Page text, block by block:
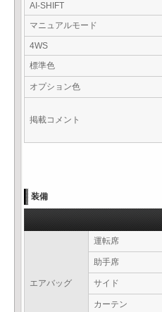
AI-SHIFT
マニュアルモード
4WS
標準色
オプション色
掲載コメント
装備
エアバッグ
運転席
助手席
サイド
カーテン